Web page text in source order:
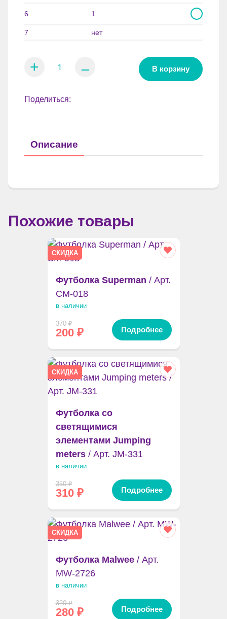
6 1
7 нет
+ ⚊ В корзину
Поделиться:
Описание
Похожие товары
СКИДКА
Футболка Superman / Арт.
CM-018
в наличии
370₽
200₽ Подробнее
СКИДКА
Футболка со
светящимися
элементами Jumping
meters/ Арт. JM-331
в наличии
350₽
310₽ Подробнее
СКИДКА
Футболка Malwee/ Арт.
MW-2726
в наличии
320₽
280₽ Подробнее